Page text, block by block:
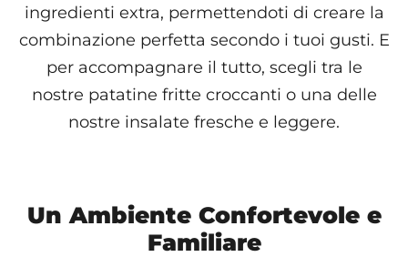
ingredienti extra, permettendoti di creare la
combinazione perfetta secondo i tuoi gusti. E
per accompagnare il tutto, scegli tra le
nostre patatine fritte croccanti o una delle
nostre insalate fresche e leggere.
Un Ambiente Confortevole e
Familiare